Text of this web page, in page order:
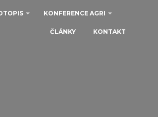
KONFERENCE AGRI
ČLÁNKY KONTAKT